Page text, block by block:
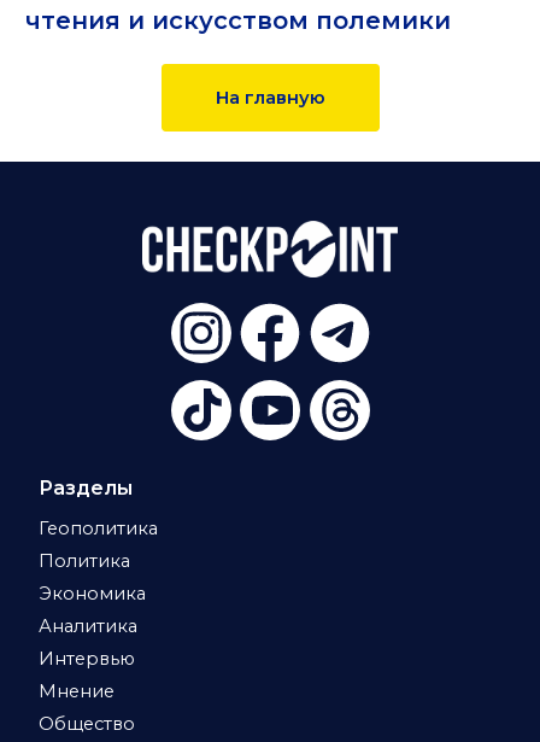
чтения и искусством полемики
На главную
Разделы
Геополитика
Политика
Экономика
Аналитика
Интервью
Мнение
Общество